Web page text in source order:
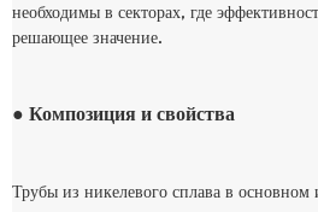
необходимы в секторах, где
решающее значение.
● Композиция и свойства
Трубы из никелевого сплава в